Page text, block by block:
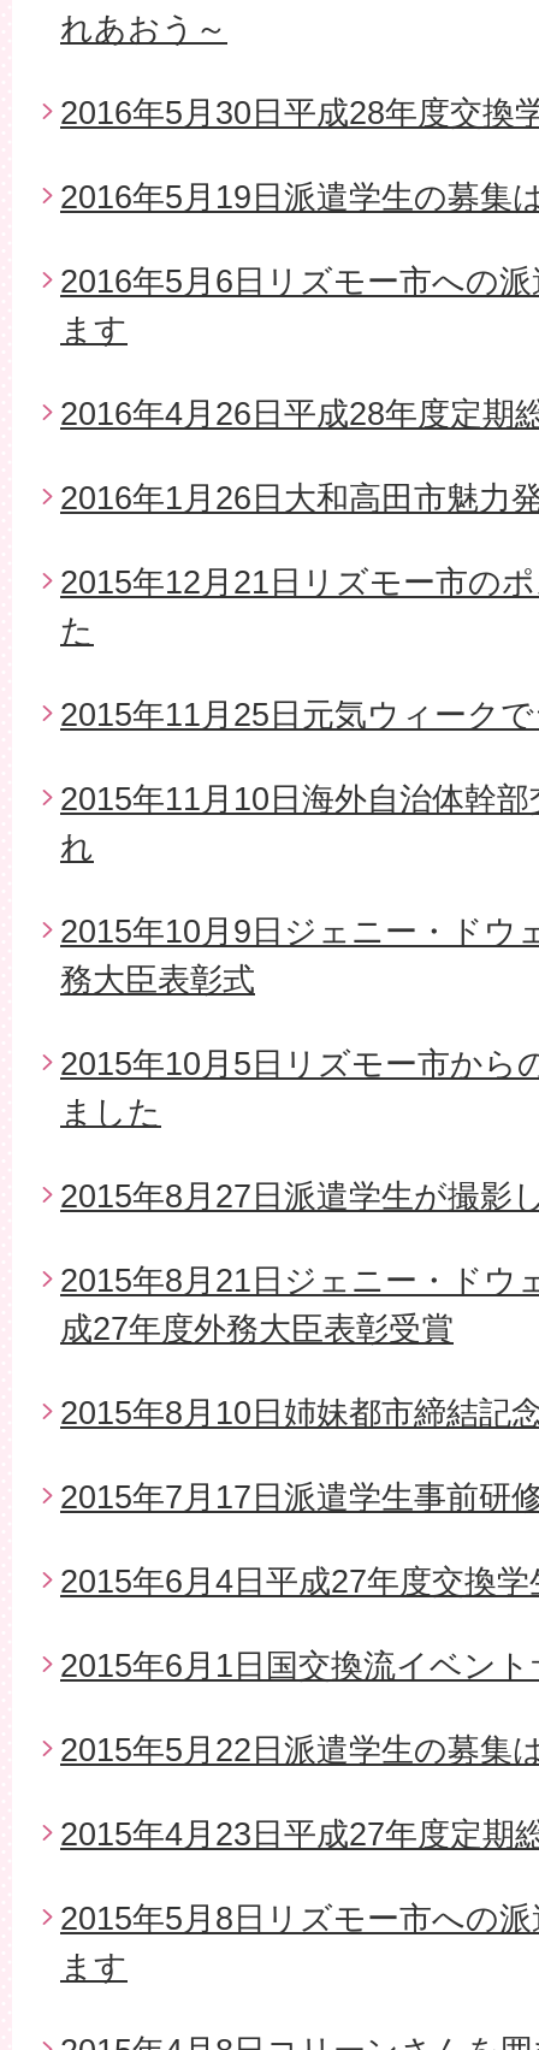
れあおう～
2016年5月30日平成28年度交換
2016年5月19日派遣学生の募集
2016年5月6日リズモー市への
ます
2016年4月26日平成28年度定期
2016年1月26日大和高田市魅力
2015年12月21日リズモー市の
た
2015年11月25日元気ウィーク
2015年11月10日海外自治体幹
れ
2015年10月9日ジェニー・ドウ
務大臣表彰式
2015年10月5日リズモー市から
ました
2015年8月27日派遣学生が撮影
2015年8月21日ジェニー・ドウ
成27年度外務大臣表彰受賞
2015年8月10日姉妹都市締結記
2015年7月17日派遣学生事前研
2015年6月4日平成27年度交換
2015年6月1日国交換流イベン
2015年5月22日派遣学生の募集
2015年4月23日平成27年度定期
2015年5月8日リズモー市への
ます